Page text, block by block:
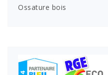
Ossature bois